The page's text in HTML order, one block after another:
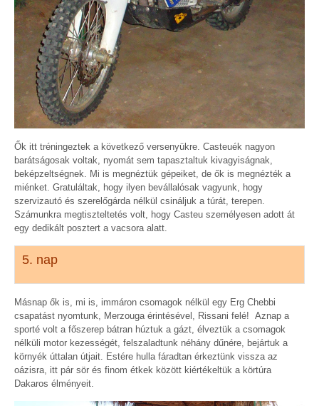
Ők itt tréningeztek a következő versenyükre. Casteuék nagyon
barátságosak voltak, nyomát sem tapasztaltuk kivagyiságnak,
beképzeltségnek. Mi is megnéztük gépeiket, de ők is megnézték a
miénket. Gratuláltak, hogy ilyen bevállalósak vagyunk, hogy
szervizautó és szerelőgárda nélkül csináljuk a túrát, terepen.
Számunkra megtiszteltetés volt, hogy Casteu személyesen adott át
egy dedikált posztert a vacsora alatt.
5. nap
Másnap ők is, mi is, immáron csomagok nélkül egy Erg Chebbi
csapatást nyomtunk, Merzouga érintésével, Rissani felé! Aznap a
sporté volt a főszerep bátran húztuk a gázt, élveztük a csomagok
nélküli motor kezességét, felszaladtunk néhány dűnére, bejártuk a
környék úttalan útjait. Estére hulla fáradtan érkeztünk vissza az
oázisra, itt pár sör és finom étkek között kiértékeltük a körtúra
Dakaros élményeit.